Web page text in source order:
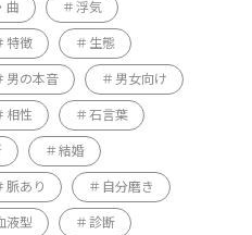
曲 浮気
特徴 生態
男の本音 男女向け
相性 石言葉
結婚
脈あり 自分磨き
液型 診断